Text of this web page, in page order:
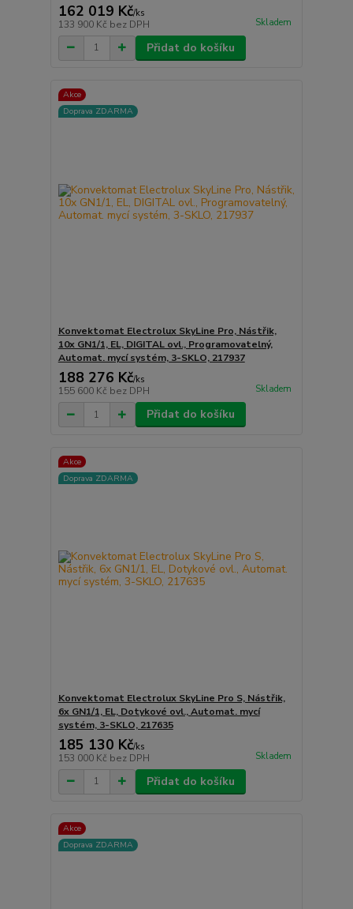
162 019 Kč/ks
133 900 Kč bez DPH Skladem
Přidat do košíku
Akce
Doprava ZDARMA
Konvektomat Electrolux SkyLine Pro, Nástřik,
10x GN1/1, EL, DIGITAL ovl., Programovatelný,
Automat. mycí systém, 3-SKLO, 217937
188 276 Kč/ks
155 600 Kč bez DPH Skladem
Přidat do košíku
Akce
Doprava ZDARMA
Konvektomat Electrolux SkyLine Pro S, Nástřik,
6x GN1/1, EL, Dotykové ovl., Automat. mycí
systém, 3-SKLO, 217635
185 130 Kč/ks
153 000 Kč bez DPH Skladem
Přidat do košíku
Akce
Doprava ZDARMA